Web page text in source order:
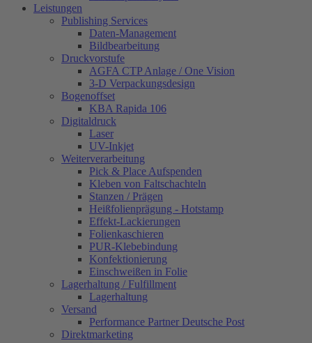
Leistungen
Publishing Services
Daten-Management
Bildbearbeitung
Druckvorstufe
AGFA CTP Anlage / One Vision
3-D Verpackungsdesign
Bogenoffset
KBA Rapida 106
Digitaldruck
Laser
UV-Inkjet
Weiterverarbeitung
Pick & Place Aufspenden
Kleben von Faltschachteln
Stanzen / Prägen
Heißfolienprägung - Hotstamp
Effekt-Lackierungen
Folienkaschieren
PUR-Klebebindung
Konfektionierung
Einschweißen in Folie
Lagerhaltung / Fulfillment
Lagerhaltung
Versand
Performance Partner Deutsche Post
Direktmarketing